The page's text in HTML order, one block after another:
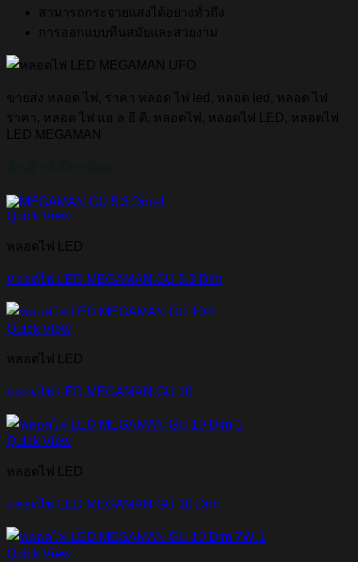
สามารถกระจายแสงได้อย่างทั่วถึง
การออกแบบทีนสมัยและสวยงาม
ขายส่ง หลอด ไฟ, ราคา หลอด ไฟ led, หลอด led, หลอด ไฟ
ราคา, หลอด ไฟ แอ ล อี ดี, หลอดไฟ, หลอดไฟ LED, หลอดไฟ
LED MEGAMAN
Quick View
หลอดไฟ LED
หลอดไฟ LED MEGAMAN GU 5.3 Dim
Quick View
หลอดไฟ LED
หลอดไฟ LED MEGAMAN GU 10
Quick View
หลอดไฟ LED
หลอดไฟ LED MEGAMAN GU 10 Dim
Quick View